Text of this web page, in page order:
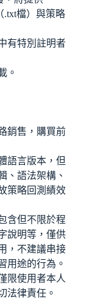
.txt檔）與策略
有特別註明者
。
銷售，購買前
語言版本，但
、語法架構、
策略回測績效
含但不限於程
說明等，僅供
，不建議串接
用途的行為。
限使用者本人
法律責任。